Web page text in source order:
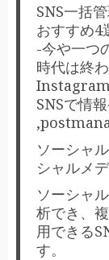
SNS一括
おすすめ4
-今や一つ
時代は終
SNSで情
ソーシャ
シャルメ
ソーシャ
析でき、
用できる
す。